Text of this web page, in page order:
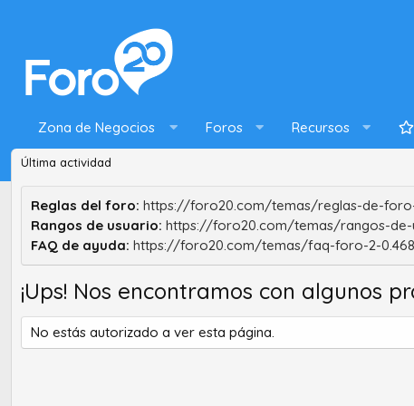
Zona de Negocios Foros Recursos
Última actividad
Reglas del foro: https://foro20.com/temas/reglas-de-
Rangos de usuario: https://foro20.com/temas/rangos-
FAQ de ayuda: https://foro20.com/temas/faq-foro-2-
¡Ups! Nos encontramos con algunos
No estás autorizado a ver esta página.